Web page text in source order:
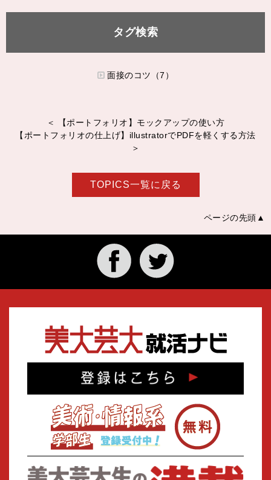
タグ検索
面接のコツ（7）
＜ 【ポートフォリオ】モックアップの使い方
【ポートフォリオの仕上げ】illustratorでPDFを軽くする方法
＞
TOPICS一覧に戻る
ページの先頭▲